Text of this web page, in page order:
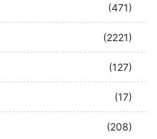
(471)
(2221)
(127)
(17)
(208)